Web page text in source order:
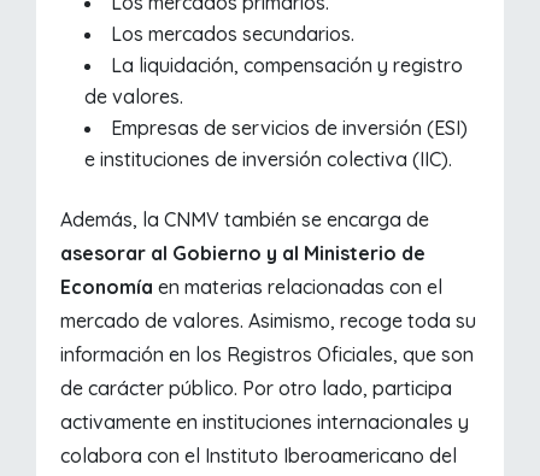
Los mercados secundarios.
La liquidación, compensación y registro
de valores.
Empresas de servicios de inversión (ESI)
e instituciones de inversión colectiva (IIC).
Además, la CNMV también se encarga de
asesorar al Gobierno y al Ministerio de
Economía en materias relacionadas con el
mercado de valores. Asimismo, recoge toda su
información en los Registros Oficiales, que son
de carácter público. Por otro lado, participa
activamente en instituciones internacionales y
colabora con el Instituto Iberoamericano del